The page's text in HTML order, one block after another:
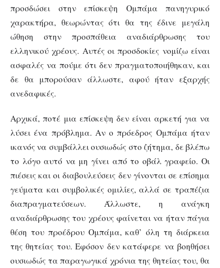
προσδώσει στην επίσκεψη Ομπάμα πανηγυρικό
χαρακτήρα, θεωρώντας ότι θα της έδινε μεγάλη
ώθηση στην προσπάθεια αναδιάρθρωσης του
ελληνικού χρέους. Αυτές οι προσδοκίες νομίζω είναι
ασφαλές να πούμε ότι δεν πραγματοποιήθηκαν, και
δε θα μπορούσαν άλλωστε, αφού ήταν εξαρχής
ανεδαφικές.
Αρχικά, ποτέ μια επίσκεψη δεν είναι αρκετή για να
λύσει ένα πρόβλημα. Αν ο πρόεδρος Ομπάμα ήταν
ικανός να συμβάλλει ουσιωδώς στο ζήτημα, δε βλέπω
το λόγο αυτό να μη γίνει από το οβάλ γραφείο. Οι
πιέσεις και οι διαβουλεύσεις δεν γίνονται σε επίσημα
γεύματα και συμβολικές ομιλίες, αλλά σε τραπέζια
διαπραγματεύσεων. Άλλωστε, η ανάγκη
αναδιάρθρωσης του χρέους φαίνεται να ήταν πάγια
θέση του προέδρου Ομπάμα, καθ’ όλη τη διάρκεια
της θητείας του. Εφόσον δεν κατάφερε να βοηθήσει
ουσιωδώς τα παραγωγικά χρόνια της θητείας του, θα